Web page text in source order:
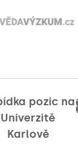
pozic na
Univerzitě
Karlově